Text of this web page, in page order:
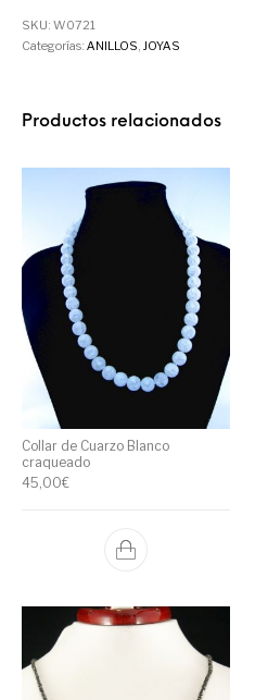
SKU:W0721
Categorías:ANILLOS,JOYAS
Productos relacionados
Collar de Cuarzo Blanco
craqueado
45,00€